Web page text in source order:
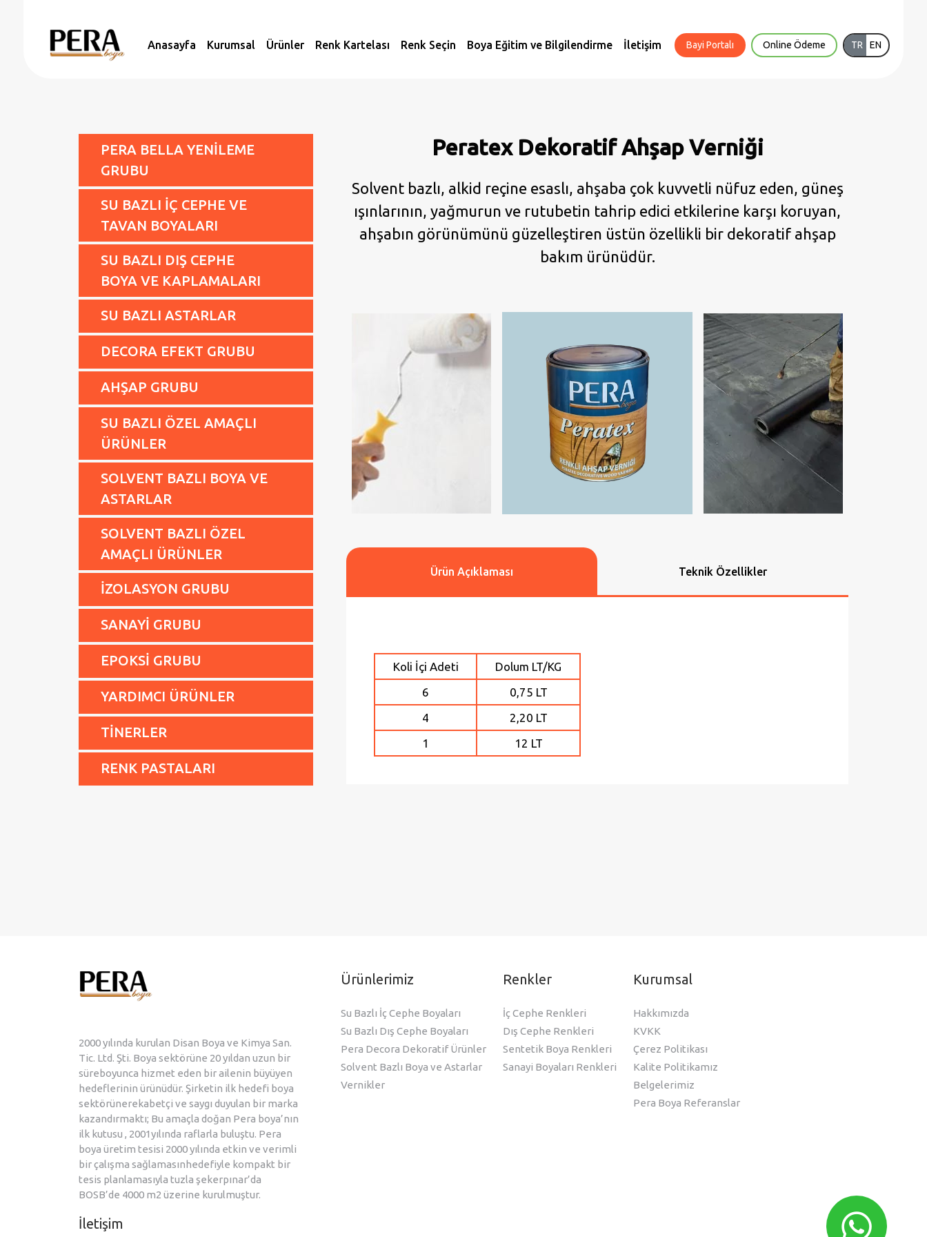
Anasayfa Kurumsal Ürünler Renk Kartelası Renk Seçin Boya Eğitim ve Bilgilendirme İletişim Bayi Portalı Online Ödeme TR EN
PERA BELLA YENİLEME
GRUBU
SU BAZLI İÇ CEPHE VE
TAVAN BOYALARI
SU BAZLI DIŞ CEPHE
BOYA VE KAPLAMALARI
SU BAZLI ASTARLAR
DECORA EFEKT GRUBU
AHŞAP GRUBU
SU BAZLI ÖZEL AMAÇLI
ÜRÜNLER
SOLVENT BAZLI BOYA VE
ASTARLAR
SOLVENT BAZLI ÖZEL
AMAÇLI ÜRÜNLER
İZOLASYON GRUBU
SANAYİ GRUBU
EPOKSİ GRUBU
YARDIMCI ÜRÜNLER
TİNERLER
RENK PASTALARI
Peratex Dekoratif Ahşap Verniği
Solvent bazlı, alkid reçine esaslı, ahşaba çok kuvvetli nüfuz eden, güneş
ışınlarının, yağmurun ve rutubetin tahrip edici etkilerine karşı koruyan,
ahşabın görünümünü güzelleştiren üstün özellikli bir dekoratif ahşap
bakım ürünüdür.
Ürün Açıklaması Teknik Özellikler
Koli İçi Adeti
Dolum LT/KG
6
0,75 LT
4
2,20 LT
1
12 LT
2000 yılında kurulan Disan Boya ve Kimya San.
Tic. Ltd. Şti. Boya sektörüne 20 yıldan uzun bir
süreboyunca hizmet eden bir ailenin büyüyen
hedeflerinin ürünüdür. Şirketin ilk hedefi boya
sektörünerekabetçi ve saygı duyulan bir marka
kazandırmaktı; Bu amaçla doğan Pera boya’nın
ilk kutusu , 2001yılında raflarla buluştu. Pera
boya üretim tesisi 2000 yılında etkin ve verimli
bir çalışma sağlamasınhedefiyle kompakt bir
tesis planlamasıyla tuzla şekerpınar’da
BOSB’de 4000 m2 üzerine kurulmuştur.
Ürünlerimiz
Su Bazlı İç Cephe Boyaları
Su Bazlı Dış Cephe Boyaları
Pera Decora Dekoratif Ürünler
Solvent Bazlı Boya ve Astarlar
Vernikler
Renkler
İç Cephe Renkleri
Dış Cephe Renkleri
Sentetik Boya Renkleri
Sanayi Boyaları Renkleri
Kurumsal
Hakkımızda
KVKK
Çerez Politikası
Kalite Politikamız
Belgelerimiz
Pera Boya Referanslar
İletişim